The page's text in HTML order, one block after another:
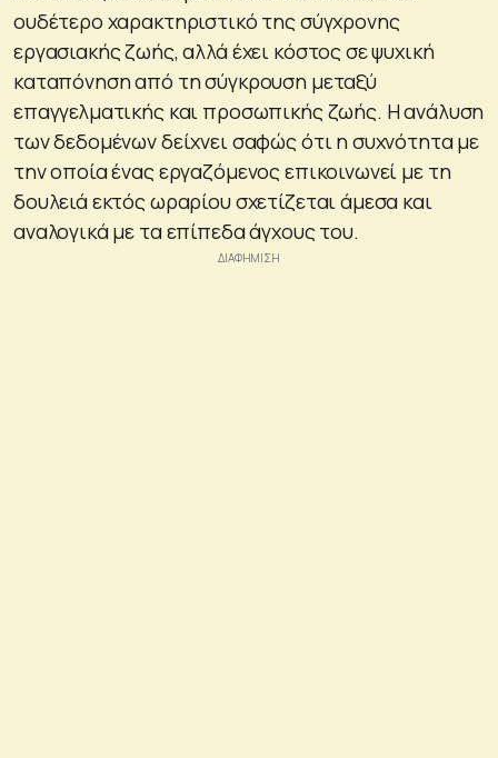
ουδέτερο χαρακτηριστικό της σύγχρονης
εργασιακής ζωής, αλλά έχει κόστος σε ψυχική
καταπόνηση από τη σύγκρουση μεταξύ
επαγγελματικής και προσωπικής ζωής. Η ανάλυση
των δεδομένων δείχνει σαφώς ότι η συχνότητα με
την οποία ένας εργαζόμενος επικοινωνεί με τη
δουλειά εκτός ωραρίου σχετίζεται άμεσα και
αναλογικά με τα επίπεδα άγχους του.